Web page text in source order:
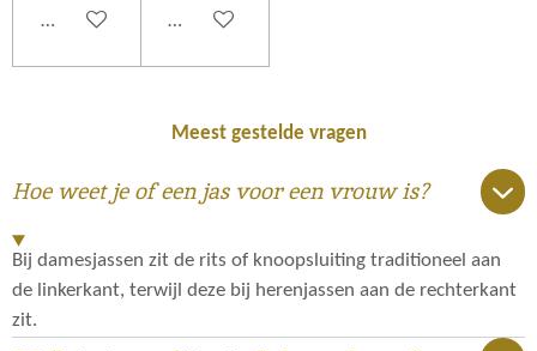
In winkelwagen In winkelwagen
Meest gestelde vragen
Hoe weet je of een jas voor een vrouw is?
Bij damesjassen zit de rits of knoopsluiting traditioneel aan
de linkerkant, terwijl deze bij herenjassen aan de rechterkant
zit.